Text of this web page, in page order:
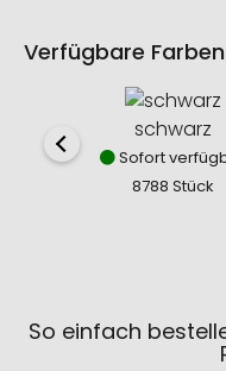
Verfügbare Farben
schwarz
Sofort
8788 Stück
So einfach